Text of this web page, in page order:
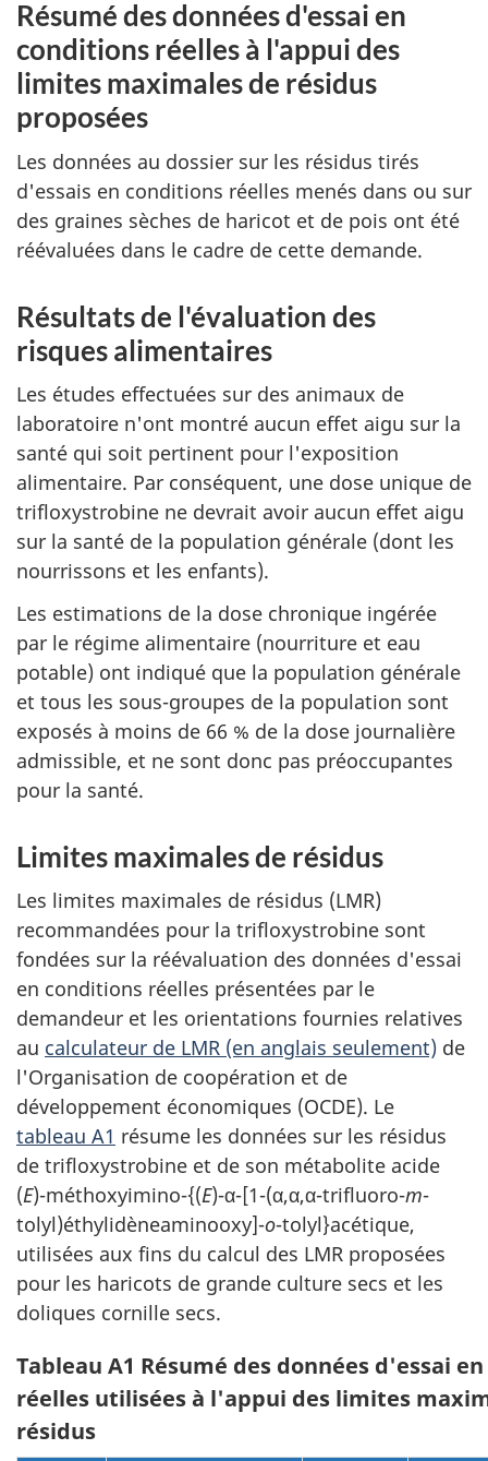
Résumé des données d'essai en
conditions réelles à l'appui des
limites maximales de résidus
proposées
Les données au dossier sur les résidus tirés
d'essais en conditions réelles menés dans ou sur
des graines sèches de haricot et de pois ont été
réévaluées dans le cadre de cette demande.
Résultats de l'évaluation des
risques alimentaires
Les études effectuées sur des animaux de
laboratoire n'ont montré aucun effet aigu sur la
santé qui soit pertinent pour l'exposition
alimentaire. Par conséquent, une dose unique de
trifloxystrobine ne devrait avoir aucun effet aigu
sur la santé de la population générale (dont les
nourrissons et les enfants).
Les estimations de la dose chronique ingérée
par le régime alimentaire (nourriture et eau
potable) ont indiqué que la population générale
et tous les sous-groupes de la population sont
exposés à moins de 66 % de la dose journalière
admissible, et ne sont donc pas préoccupantes
pour la santé.
Limites maximales de résidus
Les limites maximales de résidus (LMR)
recommandées pour la trifloxystrobine sont
fondées sur la réévaluation des données d'essai
en conditions réelles présentées par le
demandeur et les orientations fournies relatives
au calculateur de LMR (en anglais seulement) de
l'Organisation de coopération et de
développement économiques (OCDE). Le
tableau A1 résume les données sur les résidus
de trifloxystrobine et de son métabolite acide
(E)-méthoxyimino-{(E)-α-[1-(α,α,α-trifluoro-m-
tolyl)éthylidèneaminooxy]-o-tolyl}acétique,
utilisées aux fins du calcul des LMR proposées
pour les haricots de grande culture secs et les
doliques cornille secs.
Tableau A1 Résumé des données d'essai
réelles utilisées à l'appui des limites
résidus